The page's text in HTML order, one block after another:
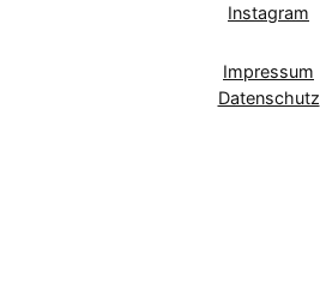
Instagram
Impressum
Datenschutz